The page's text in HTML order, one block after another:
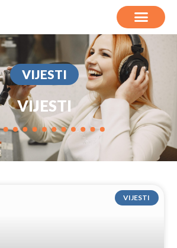
VIJESTI
VIJESTI
VIJESTI